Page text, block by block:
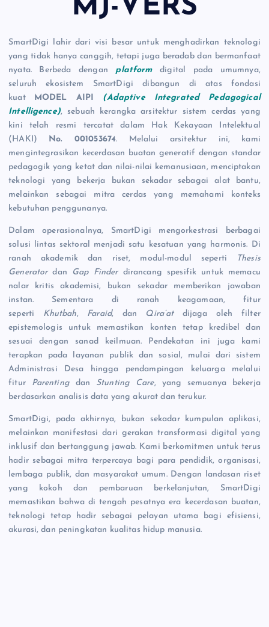
MJ-VERS
SmartDigi lahir dari visi besar untuk menghadirkan teknologi
yang tidak hanya canggih, tetapi juga beradab dan bermanfaat
nyata. Berbeda denganplatformdigital pada umumnya,
seluruh ekosistem SmartDigi dibangun di atas fondasi
kuat MODEL AIPI (Adaptive Integrated Pedagogical
Intelligence), sebuah kerangka arsitektur sistem cerdas yang
kini telah resmi tercatat dalam Hak Kekayaan Intelektual
(HAKI) No. 001053674. Melalui arsitektur ini, kami
mengintegrasikan kecerdasan buatan generatif dengan standar
pedagogik yang ketat dan nilai-nilai kemanusiaan, menciptakan
teknologi yang bekerja bukan sekadar sebagai alat bantu,
melainkan sebagai mitra cerdas yang memahami konteks
kebutuhan penggunanya.
Dalam operasionalnya, SmartDigi mengorkestrasi berbagai
solusi lintas sektoral menjadi satu kesatuan yang harmonis. Di
ranah akademik dan riset, modul-modul seperti
Thesis
Generatordan Gap Finderdirancang spesifik untuk memacu
nalar kritis akademisi, bukan sekadar memberikan jawaban
instan. Sementara di ranah keagamaan, fitur
seperti Khutbah, Faraid, dan Qira’atdijaga oleh filter
epistemologis untuk memastikan konten tetap kredibel dan
sesuai dengan sanad keilmuan. Pendekatan ini juga kami
terapkan pada layanan publik dan sosial, mulai dari sistem
Administrasi Desa hingga pendampingan keluarga melalui
fitur Parentingdan Stunting Care, yang semuanya bekerja
berdasarkan analisis data yang akurat dan terukur.
SmartDigi, pada akhirnya, bukan sekadar kumpulan aplikasi,
melainkan manifestasi dari gerakan transformasi digital yang
inklusif dan bertanggung jawab. Kami berkomitmen untuk terus
hadir sebagai mitra terpercaya bagi para pendidik, organisasi,
lembaga publik, dan masyarakat umum. Dengan landasan riset
yang kokoh dan pembaruan berkelanjutan, SmartDigi
memastikan bahwa di tengah pesatnya era kecerdasan buatan,
teknologi tetap hadir sebagai pelayan utama bagi efisiensi,
akurasi, dan peningkatan kualitas hidup manusia.